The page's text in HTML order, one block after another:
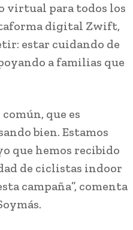
virtual para todos los
digital Zwift,
estar cuidando de
a familias que
que es
bien. Estamos
que hemos recibido
de ciclistas indoor
campaña”, comenta